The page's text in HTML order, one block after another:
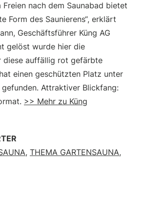
Freien nach dem Saunabad bietet
Form des Saunierens“, erklärt
Geschäftsführer Küng AG
gelöst wurde hier die
diese auffällig rot gefärbte
einen geschützten Platz unter
Attraktiver Blickfang:
>> Mehr zu Küng
, THEMA GARTENSAUNA,